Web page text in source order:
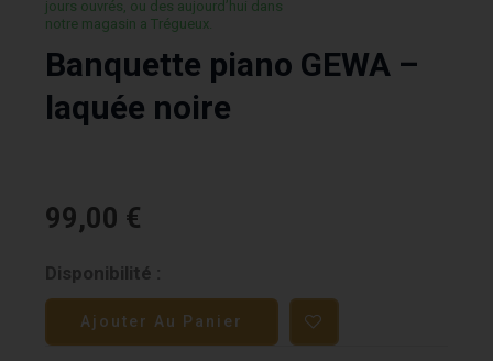
jours ouvrés, ou des aujourd’hui dans
notre magasin a Trégueux.
Banquette piano GEWA –
laquée noire
99,00 €
Disponibilité :
quantité
de
Banquette
Ajouter Au Panier